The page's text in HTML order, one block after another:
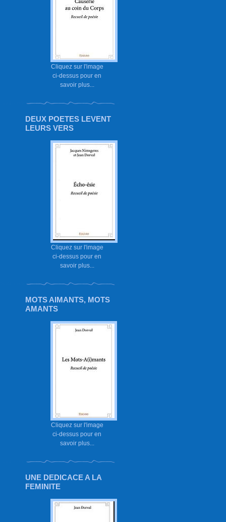
Cliquez sur l'image
ci-dessus pour en
savoir plus...
DEUX POETES LEVENT
LEURS VERS
Cliquez sur l'image
ci-dessus pour en
savoir plus...
MOTS AIMANTS, MOTS
AMANTS
Cliquez sur l'image
ci-dessus pour en
savoir plus...
UNE DEDICACE A LA
FEMINITE